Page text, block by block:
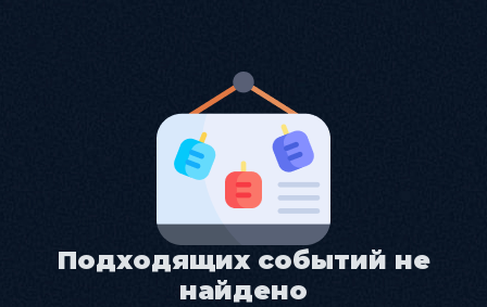
Подходящих событий не
найдено